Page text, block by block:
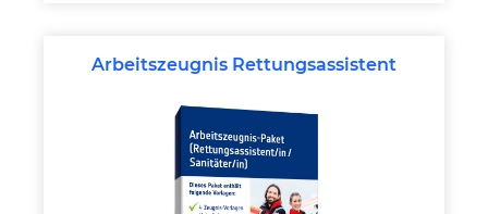
Arbeitszeugnis Rettungsassistent